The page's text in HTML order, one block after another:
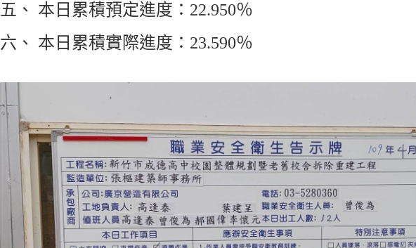
五、 本日累積預定進度：22.950％
六、 本日累積實際進度：23.590％